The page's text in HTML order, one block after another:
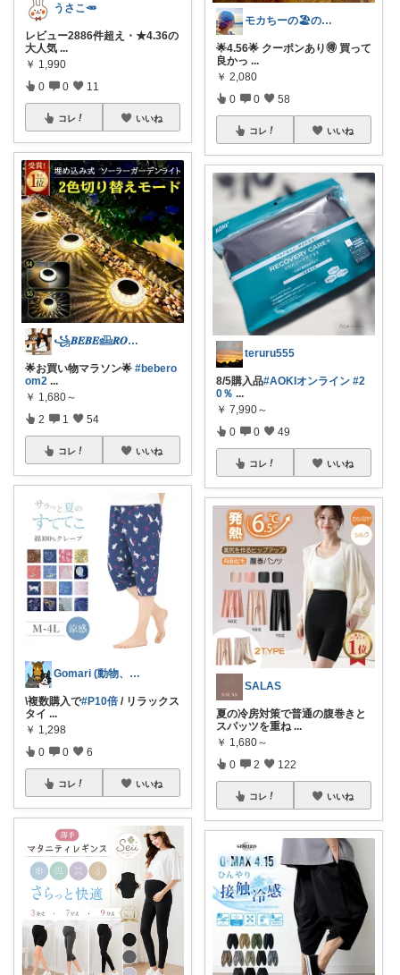
うさこ🥕
レビュー2886件超え・★4.36の
大人気 ...
￥ 1,990
0 0 11
コレ いいね
꧁𝑩𝑬𝑩𝑬𓊝𝑹𝑶𝑶𝑴꧂
🌟お買い物マラソン🌟 #bebero
om2 ...
￥ 1,680～
2 1 54
コレ いいね
Gomari (動物、ハンドメイド好き)
\複数購入で#P10倍 / リラックス
タイ ...
￥ 1,298
0 0 6
コレ いいね
モカちーの🏖️のんびりライフ🐈✨
🌟4.56🌟 クーポンあり🉐 買って
良かっ ...
￥ 2,080
0 0 58
コレ いいね
teruru555
8/5購入品#AOKIオンライン #2
0％ ...
￥ 7,990～
0 0 49
コレ いいね
SALAS
夏の冷房対策で普通の腹巻きと
スパッツを重ね ...
￥ 1,680～
0 2 122
コレ いいね